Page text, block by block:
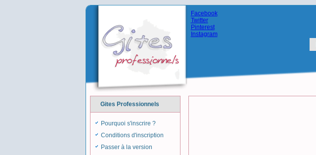
Facebook
Twitter
Pinterest
Instagram
Gites Professionnels
Pourquoi s'inscrire ?
Conditions d'inscription
Passer à la version